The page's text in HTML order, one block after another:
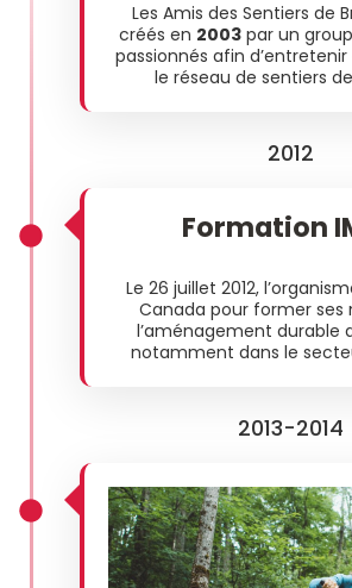
Les Amis des Sentiers de
créés en 2003 par un
passionnés afin
le réseau de sentiers
2012
Formation
Le 26 juillet 2012,
Canada pour former ses
l’aménagement durable
notamment dans le
2013-2014